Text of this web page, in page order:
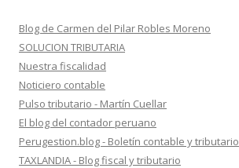
Blog de Carmen del Pilar Robles Moreno
SOLUCION TRIBUTARIA
Nuestra fiscalidad
Noticiero contable
Pulso tributario - Martín Cuellar
El blog del contador peruano
Perugestion.blog - Boletín contable y tributario
TAXLANDIA - Blog fiscal y tributario